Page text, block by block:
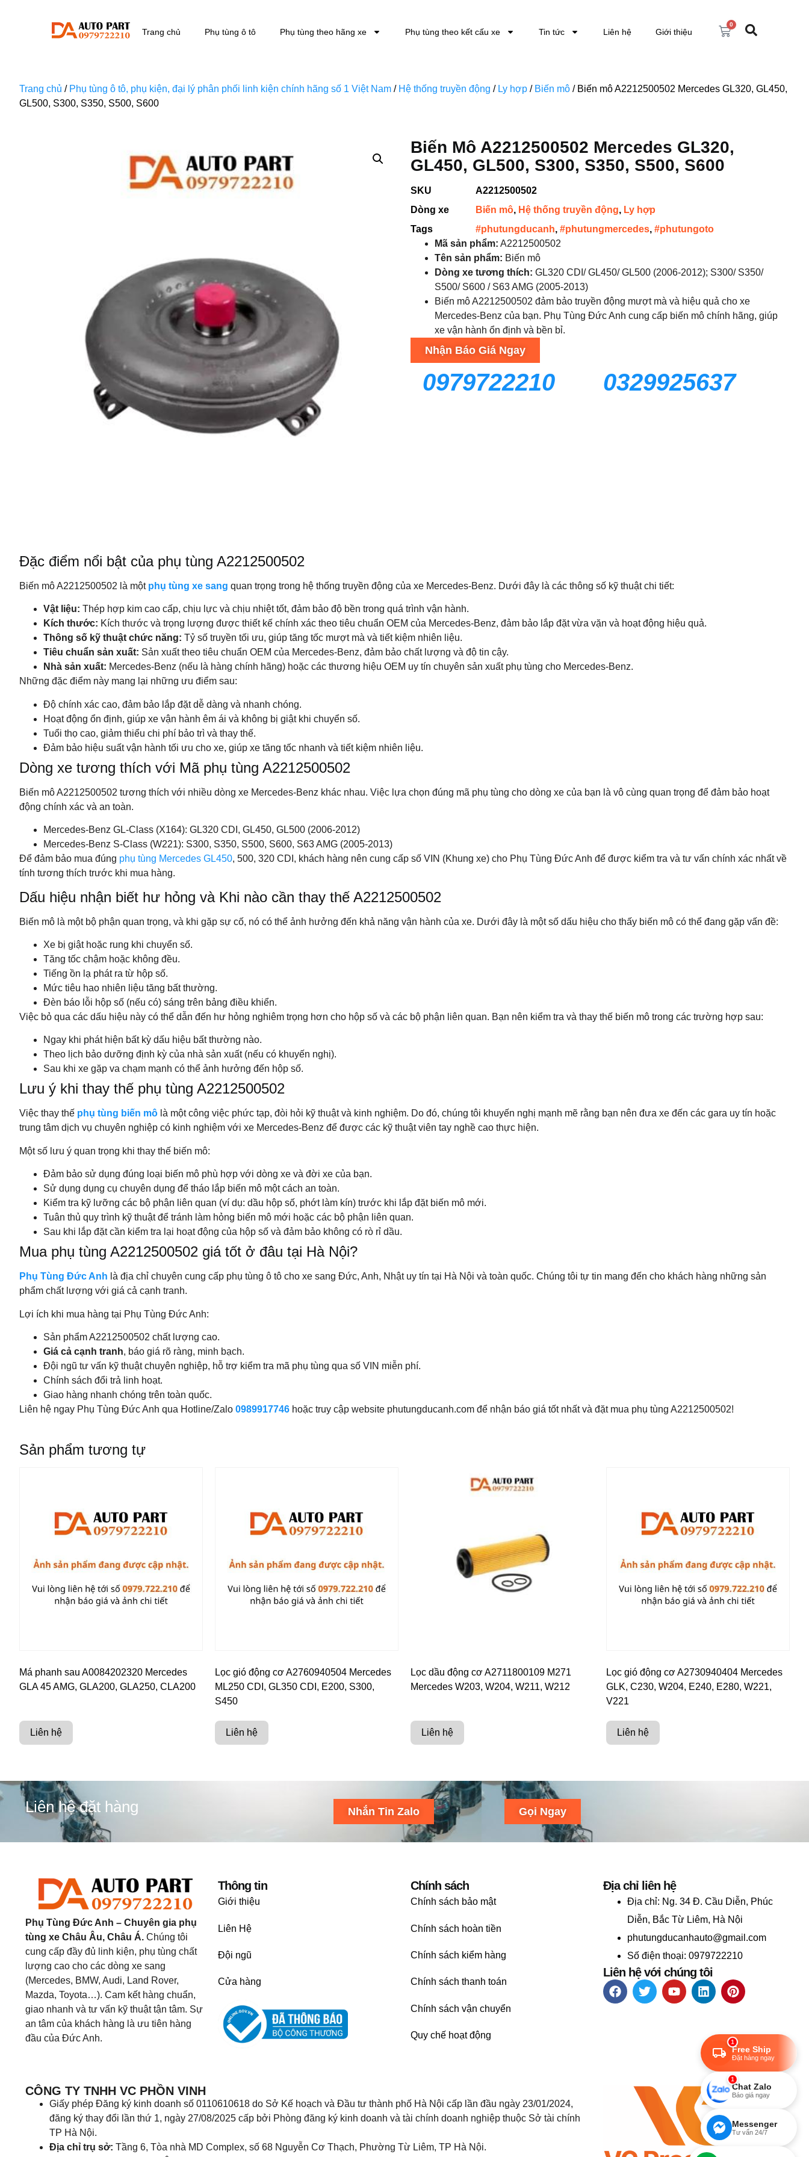
Trang chủ Phụ tùng ô tô Phụ tùng theo hãng xe Phụ tùng theo kết cấu xe Tin tức Liên hệ Giới thiệu
0
Trang chủ / Phụ tùng ô tô, phụ kiện, đại lý phân phối linh kiện chính hãng số 1 Việt Nam / Hệ thống truyền động / Ly hợp / Biến mô / Biến mô A2212500502 Mercedes GL320, GL450,
GL500, S300, S350, S500, S600
Biến Mô A2212500502 Mercedes GL320,
GL450, GL500, S300, S350, S500, S600
SKU
A2212500502
Dòng xe
Biến mô, Hệ thống truyền động, Ly hợp
Tags
#phutungducanh, #phutungmercedes, #phutungoto
Mã sản phẩm: A2212500502
Tên sản phẩm: Biến mô
Dòng xe tương thích: GL320 CDI/ GL450/ GL500 (2006-2012); S300/ S350/
S500/ S600 / S63 AMG (2005-2013)
Biến mô A2212500502 đảm bảo truyền động mượt mà và hiệu quả cho xe
Mercedes-Benz của bạn. Phụ Tùng Đức Anh cung cấp biến mô chính hãng, giúp
xe vận hành ổn định và bền bỉ.
Nhận Báo Giá Ngay
0979722210 0329925637
Đặc điểm nổi bật của phụ tùng A2212500502
Biến mô A2212500502 là một phụ tùng xe sang quan trọng trong hệ thống truyền động của xe Mercedes-Benz. Dưới đây là các thông số kỹ thuật chi tiết:
Vật liệu: Thép hợp kim cao cấp, chịu lực và chịu nhiệt tốt, đảm bảo độ bền trong quá trình vận hành.
Kích thước: Kích thước và trọng lượng được thiết kế chính xác theo tiêu chuẩn OEM của Mercedes-Benz, đảm bảo lắp đặt vừa vặn và hoạt động hiệu quả.
Thông số kỹ thuật chức năng: Tỷ số truyền tối ưu, giúp tăng tốc mượt mà và tiết kiệm nhiên liệu.
Tiêu chuẩn sản xuất: Sản xuất theo tiêu chuẩn OEM của Mercedes-Benz, đảm bảo chất lượng và độ tin cậy.
Nhà sản xuất: Mercedes-Benz (nếu là hàng chính hãng) hoặc các thương hiệu OEM uy tín chuyên sản xuất phụ tùng cho Mercedes-Benz.
Những đặc điểm này mang lại những ưu điểm sau:
Độ chính xác cao, đảm bảo lắp đặt dễ dàng và nhanh chóng.
Hoạt động ổn định, giúp xe vận hành êm ái và không bị giật khi chuyển số.
Tuổi thọ cao, giảm thiểu chi phí bảo trì và thay thế.
Đảm bảo hiệu suất vận hành tối ưu cho xe, giúp xe tăng tốc nhanh và tiết kiệm nhiên liệu.
Dòng xe tương thích với Mã phụ tùng A2212500502
Biến mô A2212500502 tương thích với nhiều dòng xe Mercedes-Benz khác nhau. Việc lựa chọn đúng mã phụ tùng cho dòng xe của bạn là vô cùng quan trọng để đảm bảo hoạt
động chính xác và an toàn.
Mercedes-Benz GL-Class (X164): GL320 CDI, GL450, GL500 (2006-2012)
Mercedes-Benz S-Class (W221): S300, S350, S500, S600, S63 AMG (2005-2013)
Để đảm bảo mua đúng phụ tùng Mercedes GL450, 500, 320 CDI, khách hàng nên cung cấp số VIN (Khung xe) cho Phụ Tùng Đức Anh để được kiểm tra và tư vấn chính xác nhất về
tính tương thích trước khi mua hàng.
Dấu hiệu nhận biết hư hỏng và Khi nào cần thay thế A2212500502
Biến mô là một bộ phận quan trọng, và khi gặp sự cố, nó có thể ảnh hưởng đến khả năng vận hành của xe. Dưới đây là một số dấu hiệu cho thấy biến mô có thể đang gặp vấn đề:
Xe bị giật hoặc rung khi chuyển số.
Tăng tốc chậm hoặc không đều.
Tiếng ồn lạ phát ra từ hộp số.
Mức tiêu hao nhiên liệu tăng bất thường.
Đèn báo lỗi hộp số (nếu có) sáng trên bảng điều khiển.
Việc bỏ qua các dấu hiệu này có thể dẫn đến hư hỏng nghiêm trọng hơn cho hộp số và các bộ phận liên quan. Bạn nên kiểm tra và thay thế biến mô trong các trường hợp sau:
Ngay khi phát hiện bất kỳ dấu hiệu bất thường nào.
Theo lịch bảo dưỡng định kỳ của nhà sản xuất (nếu có khuyến nghị).
Sau khi xe gặp va chạm mạnh có thể ảnh hưởng đến hộp số.
Lưu ý khi thay thế phụ tùng A2212500502
Việc thay thế phụ tùng biến mô là một công việc phức tạp, đòi hỏi kỹ thuật và kinh nghiệm. Do đó, chúng tôi khuyến nghị mạnh mẽ rằng bạn nên đưa xe đến các gara uy tín hoặc
trung tâm dịch vụ chuyên nghiệp có kinh nghiệm với xe Mercedes-Benz để được các kỹ thuật viên tay nghề cao thực hiện.
Một số lưu ý quan trọng khi thay thế biến mô:
Đảm bảo sử dụng đúng loại biến mô phù hợp với dòng xe và đời xe của bạn.
Sử dụng dụng cụ chuyên dụng để tháo lắp biến mô một cách an toàn.
Kiểm tra kỹ lưỡng các bộ phận liên quan (ví dụ: dầu hộp số, phớt làm kín) trước khi lắp đặt biến mô mới.
Tuân thủ quy trình kỹ thuật để tránh làm hỏng biến mô mới hoặc các bộ phận liên quan.
Sau khi lắp đặt cần kiểm tra lại hoạt động của hộp số và đảm bảo không có rò rỉ dầu.
Mua phụ tùng A2212500502 giá tốt ở đâu tại Hà Nội?
Phụ Tùng Đức Anh là địa chỉ chuyên cung cấp phụ tùng ô tô cho xe sang Đức, Anh, Nhật uy tín tại Hà Nội và toàn quốc. Chúng tôi tự tin mang đến cho khách hàng những sản
phẩm chất lượng với giá cả cạnh tranh.
Lợi ích khi mua hàng tại Phụ Tùng Đức Anh:
Sản phẩm A2212500502 chất lượng cao.
Giá cả cạnh tranh, báo giá rõ ràng, minh bạch.
Đội ngũ tư vấn kỹ thuật chuyên nghiệp, hỗ trợ kiểm tra mã phụ tùng qua số VIN miễn phí.
Chính sách đổi trả linh hoạt.
Giao hàng nhanh chóng trên toàn quốc.
Liên hệ ngay Phụ Tùng Đức Anh qua Hotline/Zalo 0989917746 hoặc truy cập website phutungducanh.com để nhận báo giá tốt nhất và đặt mua phụ tùng A2212500502!
Sản phẩm tương tự
Má phanh sau A0084202320 Mercedes
GLA 45 AMG, GLA200, GLA250, CLA200
Liên hệ
Lọc gió động cơ A2760940504 Mercedes
ML250 CDI, GL350 CDI, E200, S300,
S450
Liên hệ
Lọc dầu động cơ A2711800109 M271
Mercedes W203, W204, W211, W212
Liên hệ
Lọc gió động cơ A2730940404 Mercedes
GLK, C230, W204, E240, E280, W221,
V221
Liên hệ
Liên hệ đặt hàng Nhắn Tin Zalo Gọi Ngay
Phụ Tùng Đức Anh – Chuyên gia phụ
tùng xe Châu Âu, Châu Á. Chúng tôi
cung cấp đầy đủ linh kiện, phụ tùng chất
lượng cao cho các dòng xe sang
(Mercedes, BMW, Audi, Land Rover,
Mazda, Toyota…). Cam kết hàng chuẩn,
giao nhanh và tư vấn kỹ thuật tận tâm. Sự
an tâm của khách hàng là ưu tiên hàng
đầu của Đức Anh.
Thông tin
Giới thiệu
Liên Hệ
Đội ngũ
Cửa hàng
Chính sách
Chính sách bảo mật
Chính sách hoàn tiền
Chính sách kiểm hàng
Chính sách thanh toán
Chính sách vận chuyển
Quy chế hoạt động
Địa chỉ liên hệ
Địa chỉ: Ng. 34 Đ. Cầu Diễn, Phúc
Diễn, Bắc Từ Liêm, Hà Nội
phutungducanhauto@gmail.com
Số điện thoại: 0979722210
Liên hệ với chúng tôi
CÔNG TY TNHH VC PHỒN VINH
Giấy phép Đăng ký kinh doanh số 0110610618 do Sở Kế hoạch và Đầu tư thành phố Hà Nội cấp lần đầu ngày 23/01/2024,
đăng ký thay đổi lần thứ 1, ngày 27/08/2025 cấp bởi Phòng đăng ký kinh doanh và tài chính doanh nghiệp thuộc Sở tài chính
TP Hà Nội.
Địa chỉ trụ sở: Tầng 6, Tòa nhà MD Complex, số 68 Nguyễn Cơ Thạch, Phường Từ Liêm, TP Hà Nội.
1
Free Ship
Đặt hàng ngay
1
Chat Zalo
Báo giá ngay
Messenger
Tư vấn 24/7